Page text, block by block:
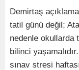
Demirtaş
tatil günü değil;
nedenle okullarda
bilinci
sınav stresi